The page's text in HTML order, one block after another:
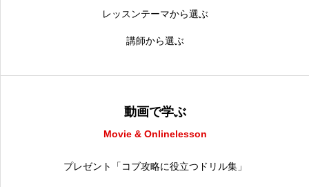
レッスンテーマから選ぶ
講師から選ぶ
動画で学ぶ
Movie & Onlinelesson
プレゼント「コブ攻略に役立つドリル集」